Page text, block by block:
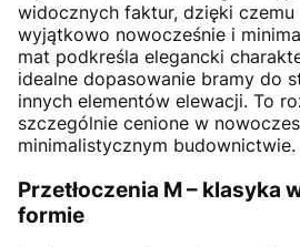
widocznych faktur, dzięki czemu
wyjątkowo nowocześnie i
mat podkreśla elegancki
idealne dopasowanie bramy do
innych elementów elewacji. To
szczególnie cenione w
minimalistycznym budownictwie.
Przetłoczenia M – klasyka
formie